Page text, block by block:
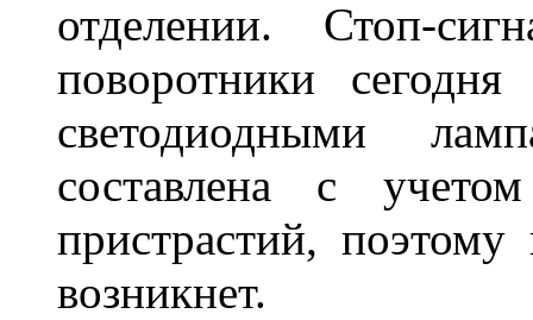
отделении. Стоп-
поворотники
светодиодными
составлена с
пристрастий,
возникнет.